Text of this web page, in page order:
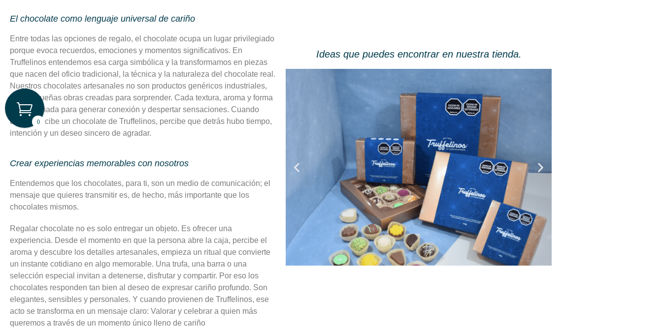
El chocolate como lenguaje universal de cariño
Entre todas las opciones de regalo, el chocolate ocupa un lugar privilegiado
porque evoca recuerdos, emociones y momentos significativos. En
Truffelinos entendemos esa carga simbólica y la transformamos en piezas
que nacen del oficio tradicional, la técnica y la naturaleza del chocolate real.
Nuestros chocolates artesanales no son productos genéricos industriales,
sino pequeñas obras creadas para sorprender. Cada textura, aroma y forma
está diseñada para generar conexión y despertar sensaciones. Cuando
alguien recibe un chocolate de Truffelinos, percibe que detrás hubo tiempo,
intención y un deseo sincero de agradar.
Crear experiencias memorables con nosotros
Entendemos que los chocolates, para ti, son un medio de comunicación; el
mensaje que quieres transmitir es, de hecho, más importante que los
chocolates mismos.
Regalar chocolate no es solo entregar un objeto. Es ofrecer una
experiencia. Desde el momento en que la persona abre la caja, percibe el
aroma y descubre los detalles artesanales, empieza un ritual que convierte
un instante cotidiano en algo memorable. Una trufa, una barra o una
selección especial invitan a detenerse, disfrutar y compartir. Por eso los
chocolates responden tan bien al deseo de expresar cariño profundo. Son
elegantes, sensibles y personales. Y cuando provienen de Truffelinos, ese
acto se transforma en un mensaje claro: Valorar y celebrar a quien más
queremos a través de un momento único lleno de cariño
Ideas que puedes encontrar en nuestra tienda.
0